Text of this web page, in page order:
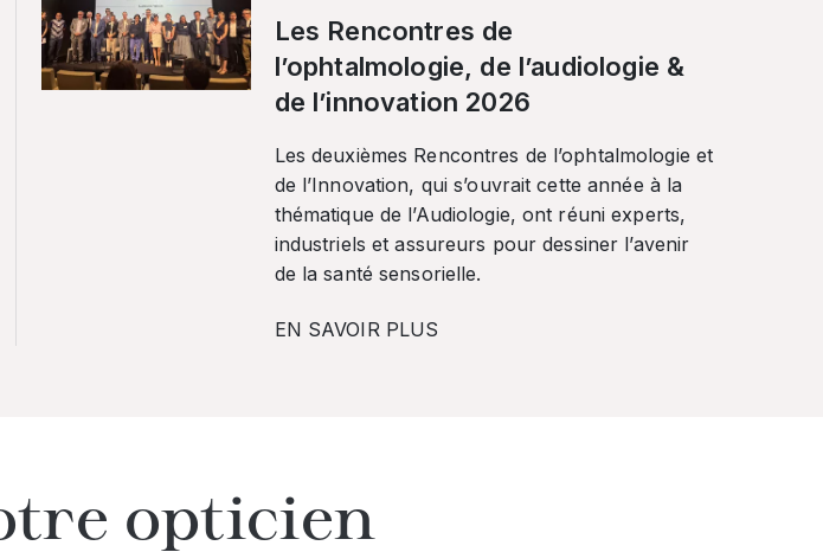
Les Rencontres de
l’ophtalmologie, de l’audiologie &
de l’innovation 2026
Les deuxièmes Rencontres de l’ophtalmologie et
de l’Innovation, qui s’ouvrait cette année à la
thématique de l’Audiologie, ont réuni experts,
industriels et assureurs pour dessiner l’avenir
de la santé sensorielle.
EN SAVOIR PLUS
opticien